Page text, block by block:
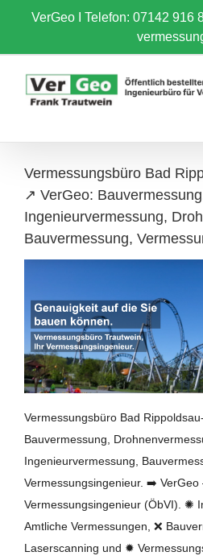
content
VerGeo I Telefon: 07142 916
Vermessungsbüro Bad
↗️ VerGeo:
Ingenieurvermessung,
Bauvermessung,
Vermessungsbüro Bad
Bauvermessung,
Ingenieurvermessung,
Vermessungsingenieur. ➡️
Vermessungsingenieur (ÖbVI). ✺
Amtliche Vermessungen, ❌
Laserscanning und ✹